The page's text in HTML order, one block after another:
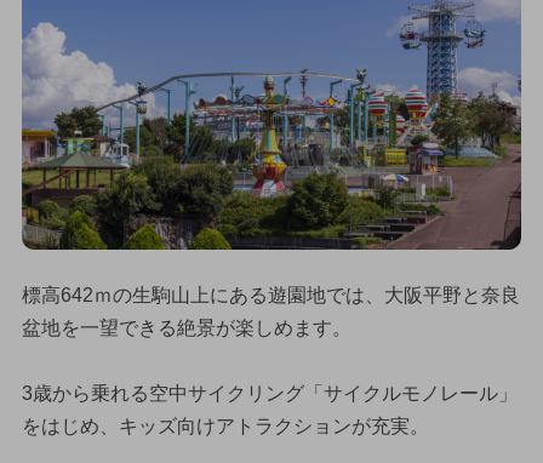
標高642ｍの生駒山上にある遊園地では、大阪平野と奈良
盆地を一望できる絶景が楽しめます。
3歳から乗れる空中サイクリング「サイクルモノレール」
をはじめ、キッズ向けアトラクションが充実。